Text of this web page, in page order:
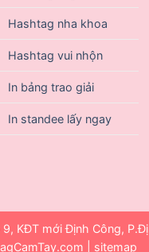
Hashtag nha khoa
Hashtag vui nhộn
In bảng trao giải
In standee lấy ngay
KĐT mới Định Công,
sitemap